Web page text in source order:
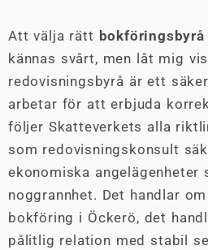
Att välja rätt bokföringsbyrå
kännas svårt, men låt mig
redovisningsbyrå är ett
arbetar för att erbjuda
följer Skatteverkets alla
som redovisningskonsult
ekonomiska angelägenheter
noggrannhet. Det handlar
bokföring i Öckerö, det
pålitlig relation med stabil